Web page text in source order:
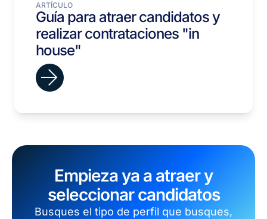
ARTÍCULO
Guía para atraer candidatos y
realizar contrataciones "in
house"
Empieza ya a atraer y
seleccionar candidatos
Busques el tipo de perfil que busques,